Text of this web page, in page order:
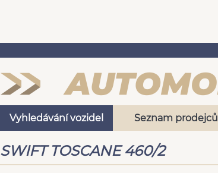
Vyhledávání vozidel Seznam prodejců
SWIFT TOSCANE 460/2